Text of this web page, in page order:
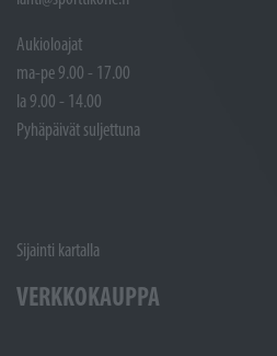
Aukioloajat
ma-pe 9.00 - 17.00
la 9.00 - 14.00
Pyhäpäivät suljettuna
Sijainti kartalla
VERKKOKAUPPA